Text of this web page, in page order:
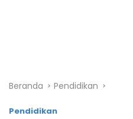
Beranda Pendidikan
Pendidikan